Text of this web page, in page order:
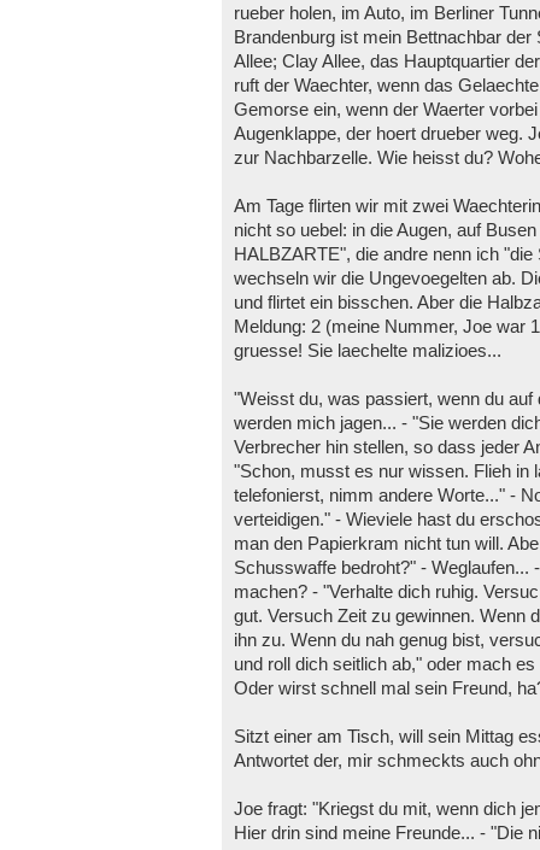
rueber holen, im Auto, im Berliner
Brandenburg ist mein Bettnachbar
Allee; Clay Allee, das Hauptquartier
ruft der Waechter, wenn das
Gemorse ein, wenn der Waerter
Augenklappe, der hoert drueber weg.
zur Nachbarzelle. Wie heisst du?
Am Tage flirten wir mit zwei
nicht so uebel: in die Augen, auf
HALBZARTE", die andre nenn ich
wechseln wir die Ungevoegelten ab.
und flirtet ein bisschen. Aber die
Meldung: 2 (meine Nummer, Joe war
gruesse! Sie laechelte malizioes...
"Weisst du, was passiert, wenn du
werden mich jagen... - "Sie werden
Verbrecher hin stellen, so dass jeder
"Schon, musst es nur wissen. Flieh in
telefonierst, nimm andere Worte..." -
verteidigen." - Wieviele hast du
man den Papierkram nicht tun will.
Schusswaffe bedroht?" -
machen? - "Verhalte dich ruhig.
gut. Versuch Zeit zu gewinnen. Wenn
ihn zu. Wenn du nah genug bist,
und roll dich seitlich ab," oder mach
Oder wirst schnell mal sein Freund,
Sitzt einer am Tisch, will sein Mittag
Antwortet der, mir schmeckts auch
Joe fragt: "Kriegst du mit, wenn dich
Hier drin sind meine Freunde... - "Die